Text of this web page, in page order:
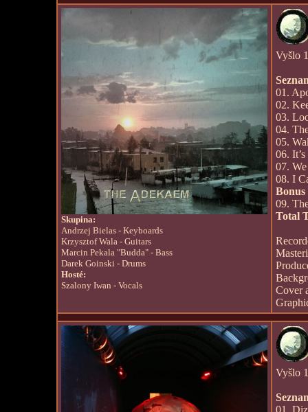
Skupina:
Andrzej Bielas - Keyboards
Krzysztof Wala - Guitars
Marcin Pekala "Budda" - Bass
Darek Goinski - Drums
Hosté:
Szalony Iwan - Vocals
Vyšlo
01.
02.
03.
04.
05.
06.
07.
08. I
09.
Total
Cover
Vyšlo
01.